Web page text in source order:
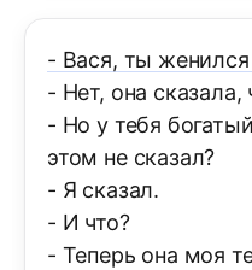
- Вася, ты женился
- Нет, она сказала,
- Но у тебя
этом не сказал?
- Я сказал.
- И что?
- Теперь она моя